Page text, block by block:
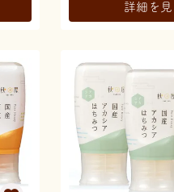
詳細を見